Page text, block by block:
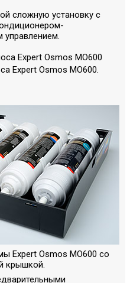
сложную установку с
Expert Osmos MO600.
Expert Osmos MO600 со
крышкой.